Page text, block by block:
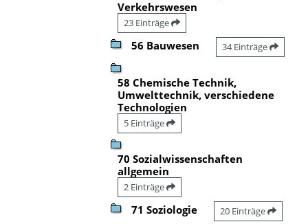
Verkehrswesen
23 Einträge
56 Bauwesen 34 Einträge
58 Chemische Technik,
Umwelttechnik, verschiedene
Technologien
5 Einträge
70 Sozialwissenschaften
allgemein
2 Einträge
71 Soziologie 20 Einträge